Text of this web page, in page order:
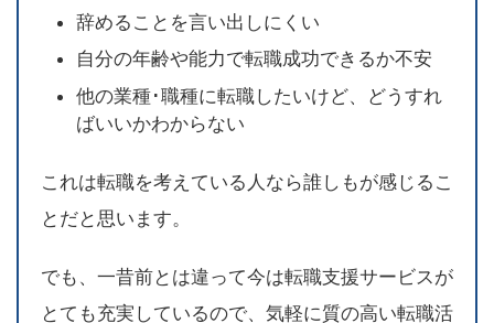
辞めることを言い出しにくい
自分の年齢や能力で転職成功できるか不安
他の業種･職種に転職したいけど、どうすれ
ばいいかわからない
これは転職を考えている人なら誰しもが感じるこ
とだと思います。
でも、一昔前とは違って今は転職支援サービスが
とても充実しているので、気軽に質の高い転職活